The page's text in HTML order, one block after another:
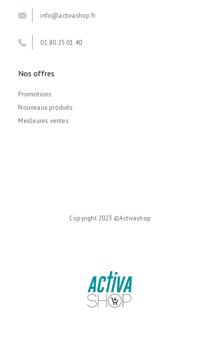
info@activashop.fr
01 80 25 01 40
Nos offres
Promotions
Nouveaux produits
Meilleures ventes
Copyright 2023 ©Activashop